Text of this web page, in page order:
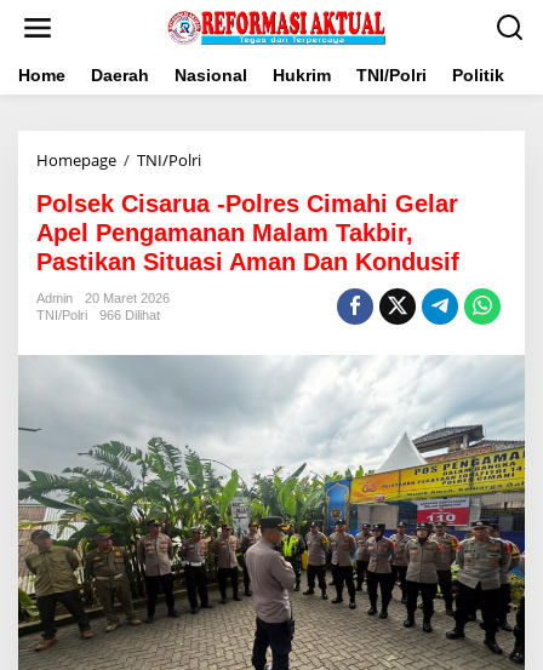
Home Daerah Nasional Hukrim TNI/Polri Politik
Homepage / TNI/PolriPolsek
-
Polres
Cimahi
Gelar
Takbir,
Aman
Dan
Kondusif
Polsek Cisarua -Polres Cimahi Gelar
Apel Pengamanan Malam Takbir,
Pastikan Situasi Aman Dan Kondusif
Admin
20 Maret 2026
TNI/Polri
966 Dilihat